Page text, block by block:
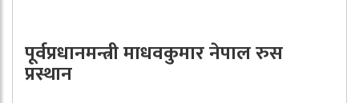
पूर्वप्रधानमन्त्री माधवकुमार नेपाल रुस
प्रस्थान